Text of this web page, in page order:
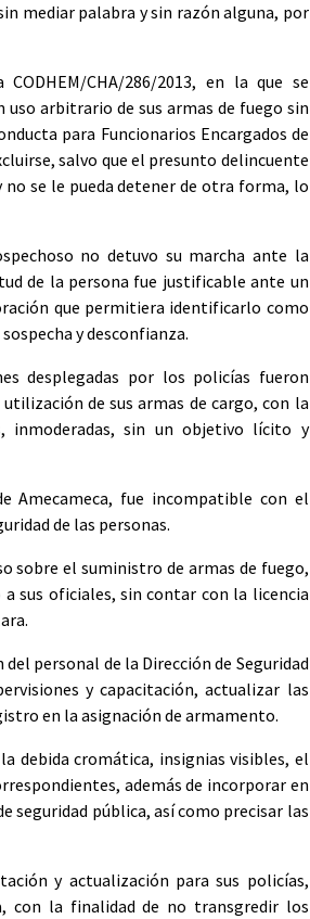
mediar palabra y sin razón alguna, por
CHA/286/2013, en la que se
arbitrario de sus armas de fuego sin
para Funcionarios Encargados de
salvo que el presunto delincuente
se le pueda detener de otra forma, lo
no detuvo su marcha ante la
de la persona fue justificable ante un
que permitiera identificarlo como
y desconfianza.
desplegadas por los policías fueron
de sus armas de cargo, con la
inmoderadas, sin un objetivo lícito y
Amecameca, fue incompatible con el
de las personas.
sobre el suministro de armas de fuego,
sus oficiales, sin contar con la licencia
personal de la Dirección de Seguridad
y capacitación, actualizar las
en la asignación de armamento.
debida cromática, insignias visibles, el
además de incorporar en
seguridad pública, así como precisar las
y actualización para sus policías,
con la finalidad de no transgredir los